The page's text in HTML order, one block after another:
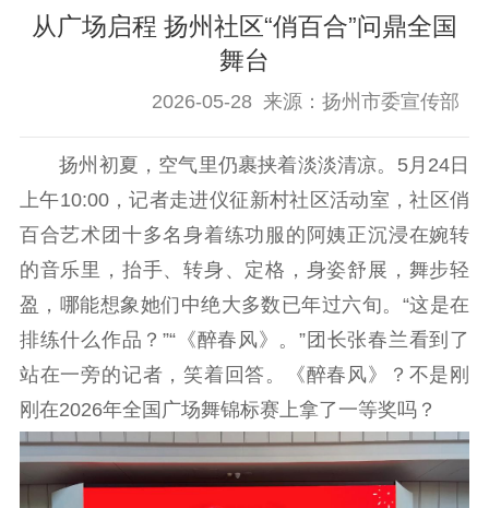
首页
江苏要闻
公示公告
通知公告 信息公开制度
信息公开指南
信息公开年度报
告
政策法规
工作动态
理论武装
理论学习 宣传宣讲 研究阐释
哲学社科
从广场启程 扬州社区“俏百合”问鼎全国
舞台
2026-05-28 来源：扬州市委宣传部
扬州初夏，空气里仍裹挟着淡淡清凉。5月24日
上午10:00，记者走进仪征新村社区活动室，社区俏
百合艺术团十多名身着练功服的阿姨正沉浸在婉转
的音乐里，抬手、转身、定格，身姿舒展，舞步轻
盈，哪能想象她们中绝大多数已年过六旬。“这是在
排练什么作品？”“《醉春风》。”团长张春兰看到了
站在一旁的记者，笑着回答。《醉春风》？不是刚
刚在2026年全国广场舞锦标赛上拿了一等奖吗？